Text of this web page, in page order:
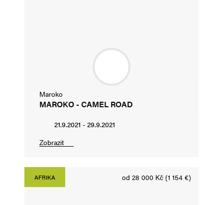
Maroko
MAROKO - CAMEL ROAD
21.9.2021 - 29.9.2021
Zobrazit
AFRIKA od 28 000 Kč (1 154 €)